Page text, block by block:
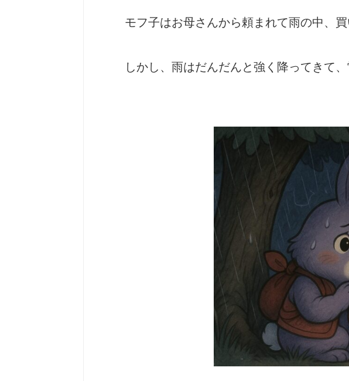
モフ子はお母さんから頼まれて雨の中、買
しかし、雨はだんだんと強く降ってきて、